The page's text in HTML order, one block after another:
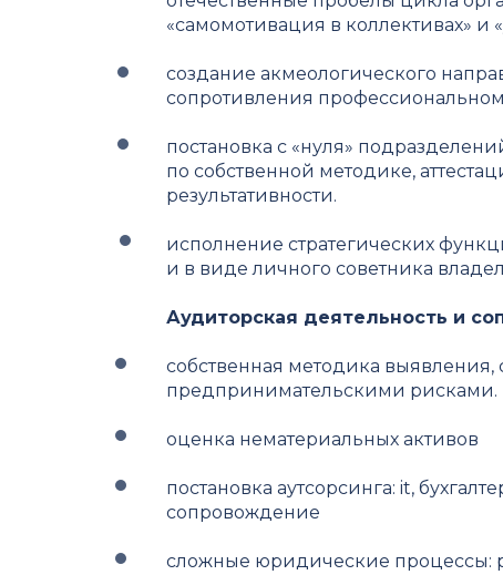
«самомотивация в коллективах» и
создание акмеологического
сопротивления
постановка с «нуля»
по собственной методике,
результативности.
исполнение стратегических
и в виде личного советника
Аудиторская деятельность и
собственная методика
предпринимательскими рисками.
оценка нематериальных активов
постановка аутсорсинга: it,
сопровождение
сложные юридические процессы: